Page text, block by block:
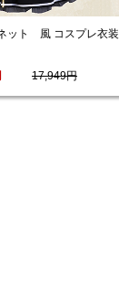
ット 風 コスプレ衣装
17,949円